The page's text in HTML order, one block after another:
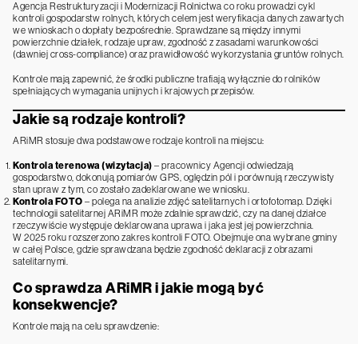
Agencja Restrukturyzacji i Modernizacji Rolnictwa co roku prowadzi cykl
kontroli gospodarstw rolnych, których celem jest weryfikacja danych zawartych
we wnioskach o dopłaty bezpośrednie. Sprawdzane są między innymi
powierzchnie działek, rodzaje upraw, zgodność z zasadami warunkowości
(dawniej cross-compliance) oraz prawidłowość wykorzystania gruntów rolnych.
Kontrole mają zapewnić, że środki publiczne trafiają wyłącznie do rolników
spełniających wymagania unijnych i krajowych przepisów.
Jakie są rodzaje kontroli?
ARiMR stosuje dwa podstawowe rodzaje kontroli na miejscu:
Kontrola terenowa (wizytacja) – pracownicy Agencji odwiedzają
gospodarstwo, dokonują pomiarów GPS, oględzin pól i porównują rzeczywisty
stan upraw z tym, co zostało zadeklarowane we wniosku.
Kontrola FOTO – polega na analizie zdjęć satelitarnych i ortofotomap. Dzięki
technologii satelitarnej ARiMR może zdalnie sprawdzić, czy na danej działce
rzeczywiście występuje deklarowana uprawa i jaka jest jej powierzchnia.
W 2025 roku rozszerzono zakres kontroli FOTO. Obejmuje ona wybrane gminy
w całej Polsce, gdzie sprawdzana będzie zgodność deklaracji z obrazami
satelitarnymi.
Co sprawdza ARiMR i jakie mogą być
konsekwencje?
Kontrole mają na celu sprawdzenie: